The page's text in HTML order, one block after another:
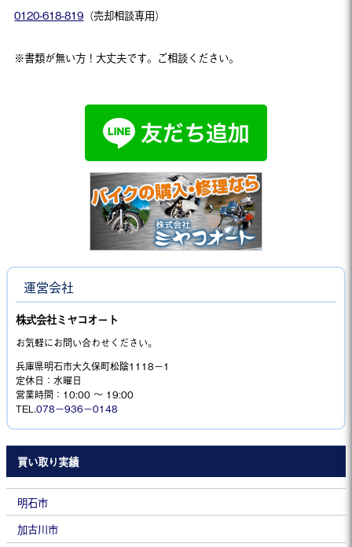
0120-618-819 （売却相談専用）
※書類が無い方！大丈夫です。ご相談ください。
運営会社
株式会社ミヤコオート
お気軽にお問い合わせください。
兵庫県明石市大久保町松陰1118−1
定休日：水曜日
営業時間：10:00 ～ 19:00
TEL.078－936－0148
買い取り実績
明石市
加古川市